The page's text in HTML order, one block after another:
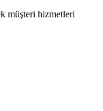
müşteri hizmetleri